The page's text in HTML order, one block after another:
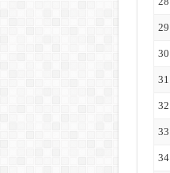
29
30
31
32
33
34